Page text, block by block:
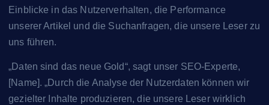
Einblicke in das Nutzerverhalten, die Performance
unserer Artikel und die Suchanfragen, die unsere Leser zu
uns führen.
„Daten sind das neue Gold“, sagt unser SEO-Experte,
[Name]. „Durch die Analyse der Nutzerdaten können wir
gezielter Inhalte produzieren, die unsere Leser wirklich